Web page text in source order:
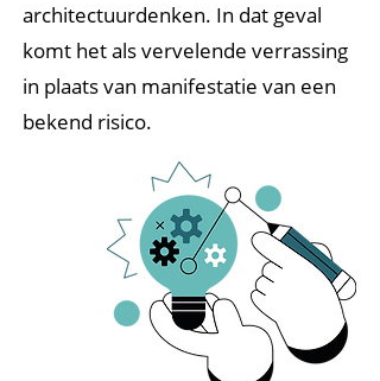
architectuurdenken. In dat geval
komt het als vervelende verrassing
in plaats van manifestatie van een
bekend risico.